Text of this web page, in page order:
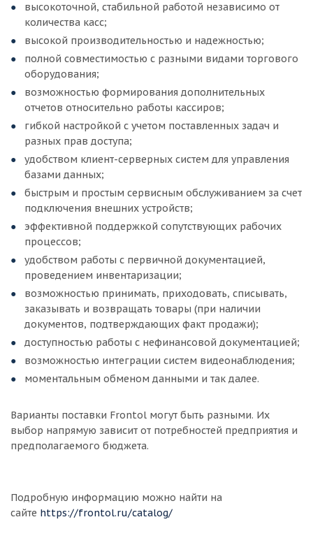
высокоточной, стабильной работой независимо от
количества касс;
высокой производительностью и надежностью;
полной совместимостью с разными видами торгового
оборудования;
возможностью формирования дополнительных
отчетов относительно работы кассиров;
гибкой настройкой с учетом поставленных задач и
разных прав доступа;
удобством клиент-серверных систем для управления
базами данных;
быстрым и простым сервисным обслуживанием за счет
подключения внешних устройств;
эффективной поддержкой сопутствующих рабочих
процессов;
удобством работы с первичной документацией,
проведением инвентаризации;
возможностью принимать, приходовать, списывать,
заказывать и возвращать товары (при наличии
документов, подтверждающих факт продажи);
доступностью работы с нефинансовой документацией;
возможностью интеграции систем видеонаблюдения;
моментальным обменом данными и так далее.
Варианты поставки Frontol могут быть разными. Их
выбор напрямую зависит от потребностей предприятия и
предполагаемого бюджета.
Подробную информацию можно найти на
сайте https://frontol.ru/catalog/